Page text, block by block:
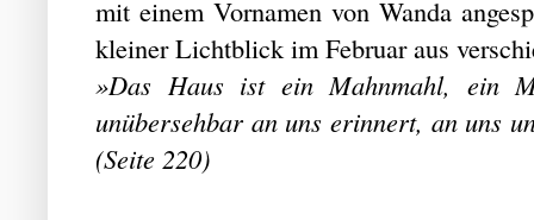
mit einem Vornamen von Wanda
kleiner Lichtblick im Februar aus
»Das Haus ist ein Mahnmahl, ein
unübersehbar an uns erinnert, an uns
(Seite 220)